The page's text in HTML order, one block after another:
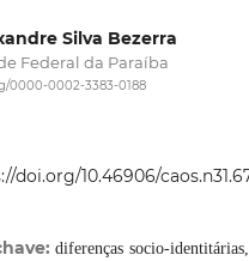
Silva Bezerra
Federal da Paraíba
0000-0002-3383-0188
doi.org/10.46906/
diferenças socio-